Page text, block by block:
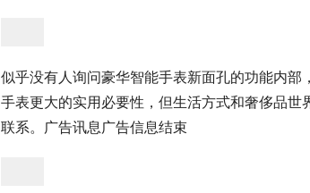
似乎没有人询问豪华智能手表新面孔的功能内
手表更大的实用必要性，但生活方式和奢侈品
联系。广告讯息广告信息结束